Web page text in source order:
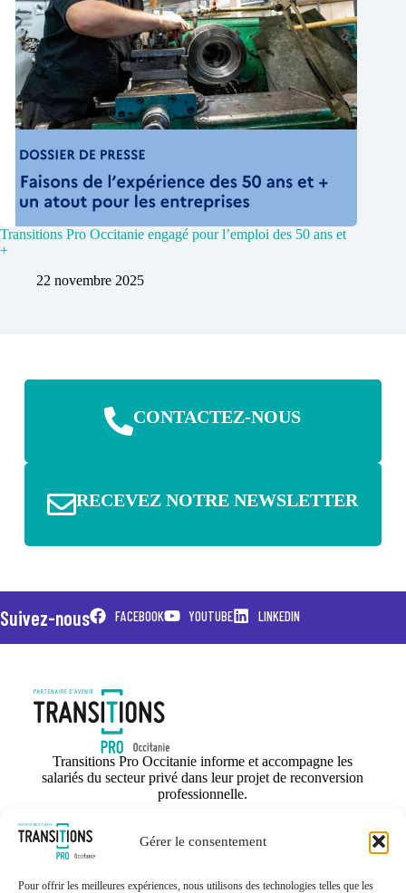
Gérer le consentement
Pour offrir les meilleures expériences, nous utilisons des technologies telles que les
Transitions Pro Occitanie engagé pour l’emploi des 50 ans et
+
22 novembre 2025
CONTACTEZ-NOUS
RECEVEZ NOTRE NEWSLETTER
Suivez-nous FACEBOOK YOUTUBE LINKEDIN
Transitions Pro Occitanie informe et accompagne les
salariés du secteur privé dans leur projet de reconversion
professionnelle.
ENTREPRISE